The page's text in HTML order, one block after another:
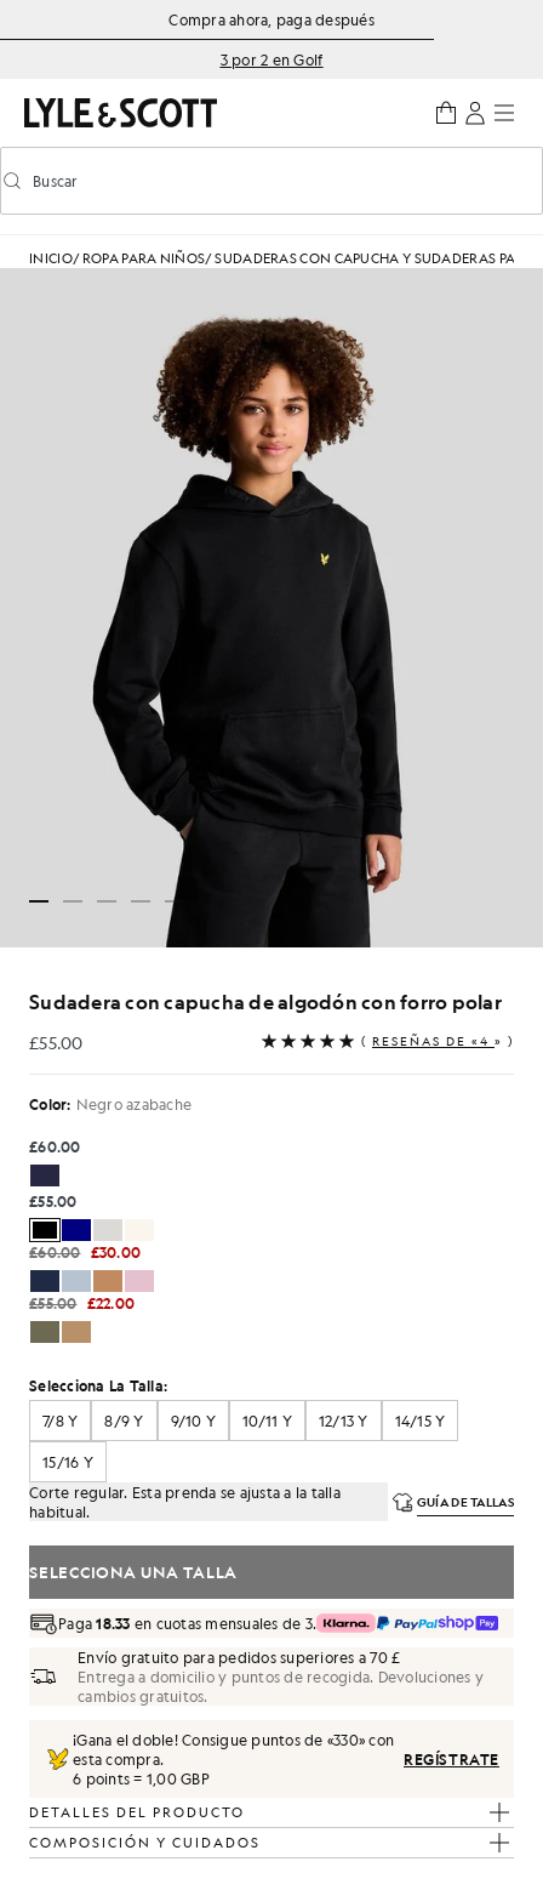
Saltar al contenido principal
Información de accesibilidadCompra ahora, paga después
3 por 2 en Golf
Activar/desactivar la búsqueda predictiva
Buscar
INICIO/ ROPA PARA NIÑOS/SUDADERAS CON CAPUCHA Y SUDADERAS PARA
Sudadera con capucha de algodón con forro polar
£55.00
£55.00 ( RESEÑAS DE «4 » )
Color: Negro azabache
£60.00
£55.00
£60.00 £30.00
£55.00 £22.00
Selecciona La Talla:
7/8 Y
8/9 Y 9/10 Y 10/11 Y 12/13 Y 14/15 Y
15/16 Y
Corte regular. Esta prenda se ajusta a la talla
habitual.
GUÍA DE TALLAS
SELECCIONA UNA TALLA
Paga18.33 en cuotas mensuales de 3.
Envío gratuito para pedidos superiores a 70 £
Entrega a domicilio y puntos de recogida. Devoluciones y
cambios gratuitos.
¡Gana el doble! Consigue puntos de «330» con
esta compra.
6 points = 1,00 GBP
REGÍSTRATE
DETALLES DEL PRODUCTO
COMPOSICIÓN Y CUIDADOS